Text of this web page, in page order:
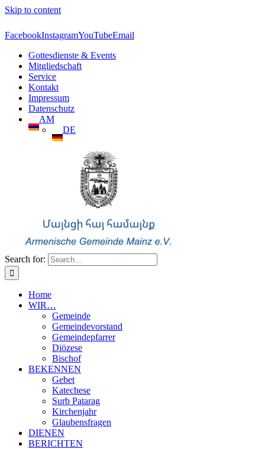
Skip to content
FacebookInstagramYouTubeEmail
Gottesdienste & Events
Mitgliedschaft
Service
Kontakt
Impressum
Datenschutz
AM
DE
Search for:
Home
WIR…
Gemeinde
Gemeindevorstand
Gemeindepfarrer
Diözese
Bischof
BEKENNEN
Gebet
Katechese
Surb Patarag
Kirchenjahr
Glaubensfragen
DIENEN
BERICHTEN